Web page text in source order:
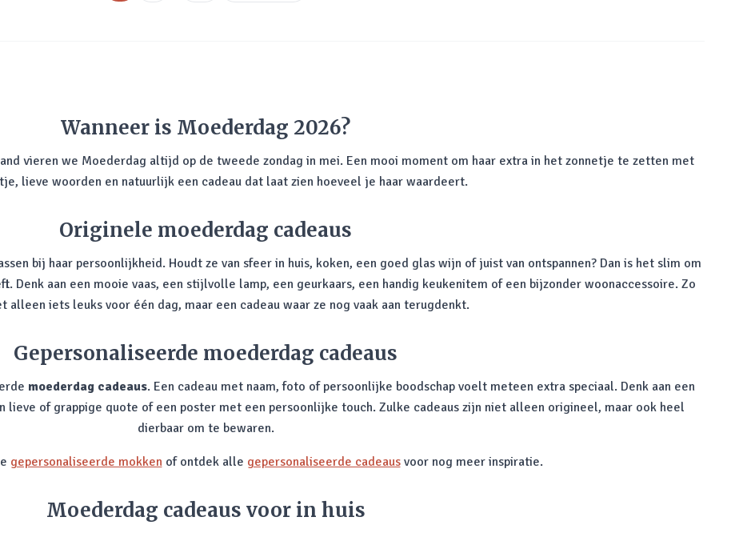
Wanneer is Moederdag 2026?
vieren we Moederdag altijd op de tweede zondag in mei. Een mooi moment om haar extra in het zonnetje te zetten met
lieve woorden en natuurlijk een cadeau dat laat zien hoeveel je haar waardeert.
Originele moederdag cadeaus
bij haar persoonlijkheid. Houdt ze van sfeer in huis, koken, een goed glas wijn of juist van ontspannen? Dan is het slim om
Denk aan een mooie vaas, een stijlvolle lamp, een geurkaars, een handig keukenitem of een bijzonder woonaccessoire. Zo
alleen iets leuks voor één dag, maar een cadeau waar ze nog vaak aan terugdenkt.
Gepersonaliseerde moederdag cadeaus
moederdag cadeaus. Een cadeau met naam, foto of persoonlijke boodschap voelt meteen extra speciaal. Denk aan een
of grappige quote of een poster met een persoonlijke touch. Zulke cadeaus zijn niet alleen origineel, maar ook heel
dierbaar om te bewaren.
gepersonaliseerde mokken of ontdek alle gepersonaliseerde cadeausvoor nog meer inspiratie.
Moederdag cadeaus voor in huis